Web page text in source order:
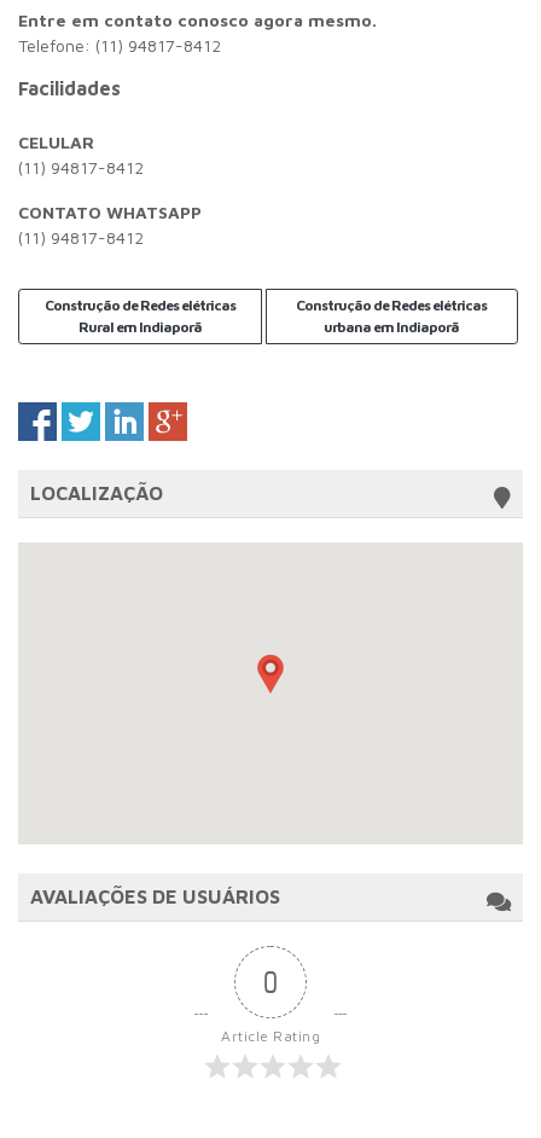
Entre em contato conosco agora mesmo.
Telefone: (11) 94817-8412
Facilidades
CELULAR
(11) 94817-8412
CONTATO WHATSAPP
(11) 94817-8412
Construção de Redes elétricas
Rural em Indiaporã
Construção de Redes elétricas
urbana em Indiaporã
LOCALIZAÇÃO
AVALIAÇÕES DE USUÁRIOS
0
Article Rating